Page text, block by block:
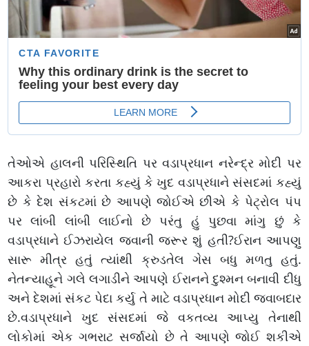
તેઓએ હાલની પરિસ્થિતિ પર વડાપ્રધાન નરેન્દ્ર મોદી પર
આકરા પ્રહારો કરતા કહ્યું કે ખુદ વડાપ્રધાને સંસદમાં કહ્યું
છે કે દેશ સંકટમાં છે આપણે જોઈએ છીએ કે પેટ્રોલ પંપ
પર લાંબી લાંબી લાઈનો છે પરંતુ હું પુછવા માંગુ છું કે
વડાપ્રધાને ઈઝરાયેલ જવાની જરૂર શું હતી?ઈરાન આપણુ
સારૂ મીત્ર હતું ત્યાંથી ક્રુડતેલ ગેસ બધુ મળતુ હતું.
નેતન્યાહૂને ગલે લગાડીને આપણે ઈરાનને દુશ્મન બનાવી દીધુ
અને દેશમાં સંકટ પેદા કર્યુ તે માટે વડાપ્રધાન મોદી જવાબદાર
છે.વડાપ્રધાને ખુદ સંસદમાં જે વકતવ્ય આપ્યુ તેનાથી
લોકોમાં એક ગભરાટ સર્જાયો છે તે આપણે જોઈ શકીએ